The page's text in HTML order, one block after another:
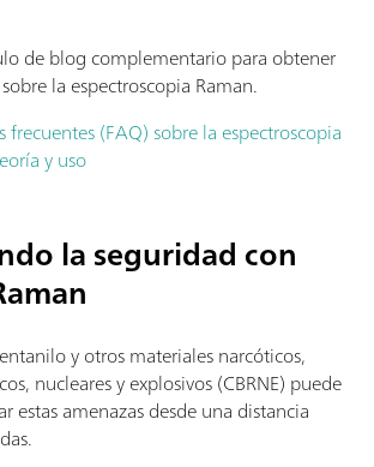
de blog complementario para obtener
la espectroscopia Raman.
frecuentes (FAQ) sobre la espectroscopia
y uso
la seguridad con
y otros materiales narcóticos,
nucleares y explosivos (CBRNE) puede
estas amenazas desde una distancia